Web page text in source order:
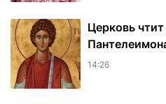
Церковь
14:26